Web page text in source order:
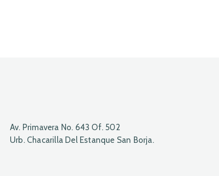
Av. Primavera No. 643 Of. 502
Urb. Chacarilla Del Estanque San Borja.